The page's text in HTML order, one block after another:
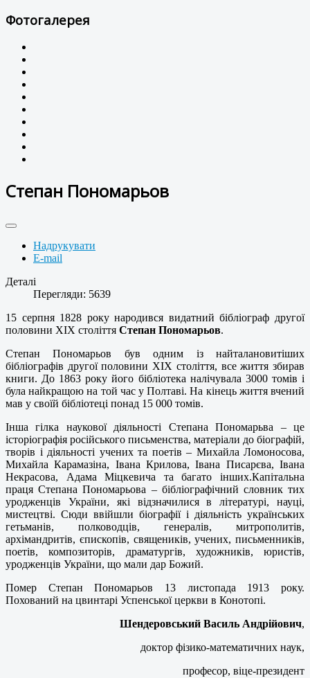
Фотогалерея
Степан Пономарьов
Надрукувати
E-mail
Деталі
Перегляди: 5639
15 серпня 1828 року народився видатний бібліограф другої
половини ХІХ століття Степан Пономарьов.
Степан Пономарьов був одним із найталановитіших
бібліографів другої половини ХІХ століття, все життя збирав
книги. До 1863 року його бібліотека налічувала 3000 томів і
була найкращою на той час у Полтаві. На кінець життя вчений
мав у своїй бібліотеці понад 15 000 томів.
Інша гілка наукової діяльності Степана Пономарьва – це
історіографія російського письменства, матеріали до біографій,
творів і діяльності учених та поетів – Михайла Ломоносова,
Михайла Карамазіна, Івана Крилова, Івана Писарєва, Івана
Некрасова, Адама Міцкевича та багато інших.Капітальна
праця Степана Пономарьова – бібліографічний словник тих
уродженців України, які відзначилися в літературі, науці,
мистецтві. Сюди ввійшли біографії і діяльність українських
гетьманів, полководців, генералів, митрополитів,
архімандритів, єпископів, священиків, учених, письменників,
поетів, композиторів, драматургів, художників, юристів,
уродженців України, що мали дар Божий.
Помер Степан Пономарьов 13 листопада 1913 року.
Похований на цвинтарі Успенської церкви в Конотопі.
Шендеровський Василь Андрійович,
доктор фізико-математичних наук,
професор, віце-президент